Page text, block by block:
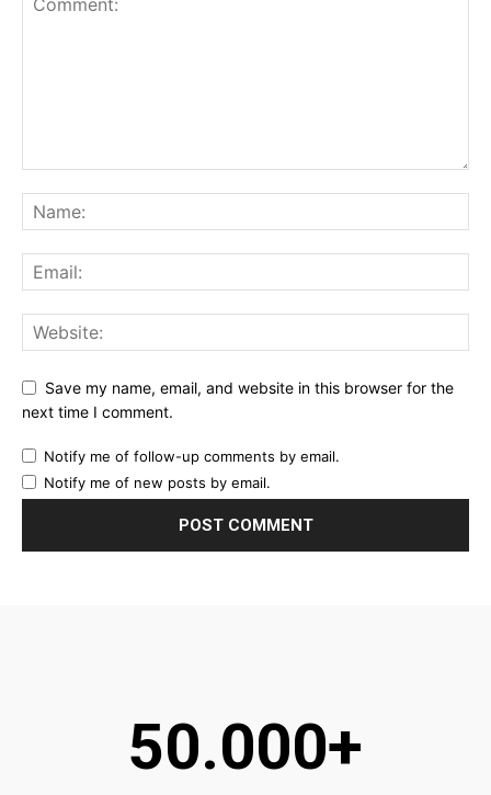
Save my name, email, and website in this browser for the
next time I comment.
Notify me of follow-up comments by email.
Notify me of new posts by email.
50.000+